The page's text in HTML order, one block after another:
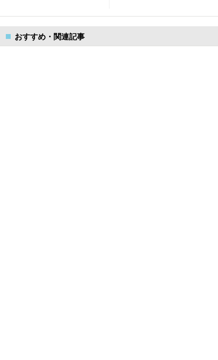
おすすめ・関連記事